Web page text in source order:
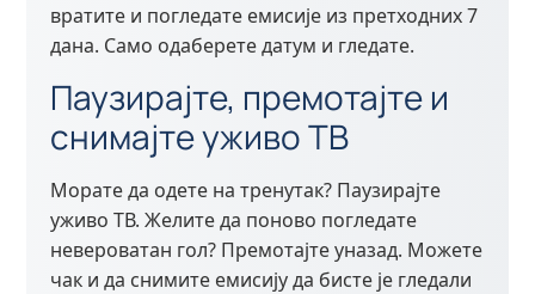
вратите и погледате емисије из претходних 7
дана. Само одаберете датум и гледате.
Паузирајте, премотајте и
снимајте уживо ТВ
Морате да одете на тренутак? Паузирајте
уживо ТВ. Желите да поново погледате
невероватан гол? Премотајте уназад. Можете
чак и да снимите емисију да бисте је гледали